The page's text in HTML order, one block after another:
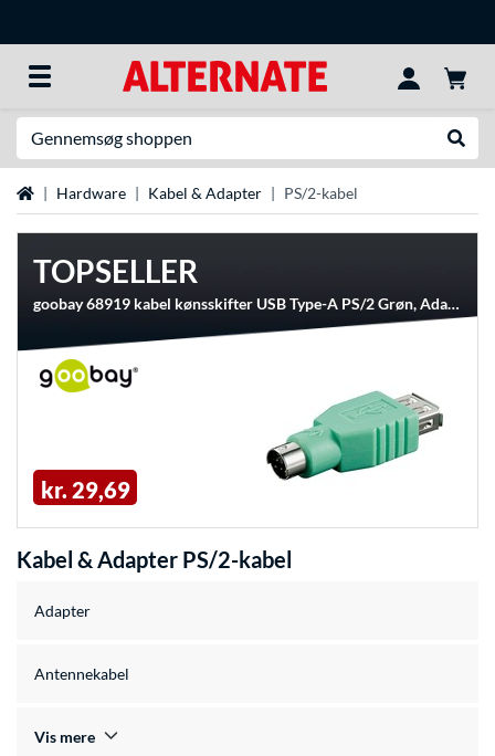
StartsideHardware Kabel & Adapter PS/2-kabel
TOPSELLER
goobay 68919 kabel kønsskifter USB Type-A PS/2 Grøn, Adapter
kr. 29,69
Kabel & Adapter PS/2-kabel
Adapter
Antennekabel
Vis mere